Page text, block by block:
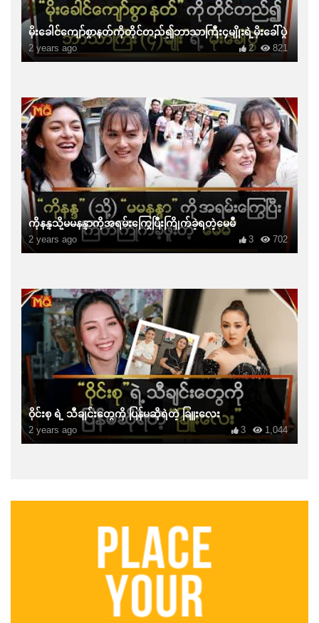
မိုးခေါင်ကျော်စွာနတ်ကိုတိုင်တည်၍ဘာသာကြီး၄မျိုးရဲ့မိုးခေါ်ပွဲ
2 years ago 821
2
ကိုနန္ဒသို့မမနန္ဒာကိုအရမ်းကြွေပြီးကြိုက်ခဲ့ရတဲ့မေမီ
2 years ago 702
3
ဝိုင်းစု ရဲ့ သီချင်းတွေကို ပြန်မဆိုရဲတဲ့ ခြူးလေး
2 years ago 1,044
3